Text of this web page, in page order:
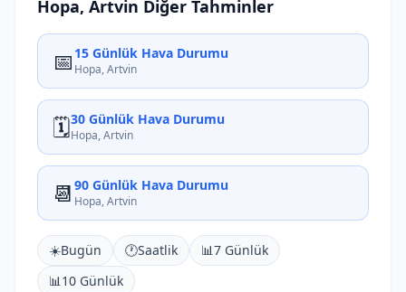
Hopa, Artvin Diğer Tahminler
📅 15 Günlük Hava Durumu
Hopa, Artvin
🗓️30 Günlük Hava Durumu
Hopa, Artvin
📆 90 Günlük Hava Durumu
Hopa, Artvin
☀️Bugün 🕐Saatlik 📊7 Günlük
📊10 Günlük